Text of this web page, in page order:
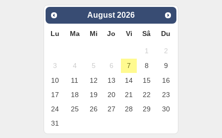
August 2026
Lu Ma Mi Jo Vi Sâ Du
1
2
3
4 5 6 7 8
9
10
11 12 13 14 15
16
17
18 19 20 21 22
23
24
25 26 27 28 29
30
31